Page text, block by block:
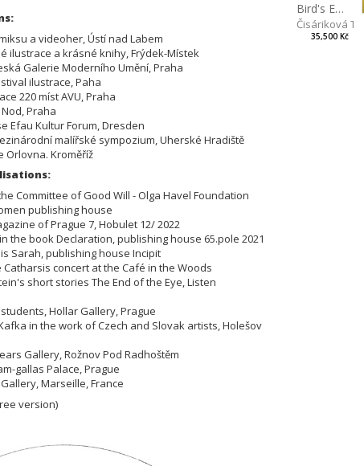
exhibitions:
a videoher, Ústí nad Labem
ilustrace a krásné knihy, Frýdek-Místek
Galerie Moderního Umění, Praha
ilustrace, Paha
220 míst AVU, Praha
Nod, Praha
Efau Kultur Forum, Dresden
malířské sympozium, Uherské Hradiště
Orlovna. Kroměříž
Committee of Good Will - Olga Havel Foundation
publishing house
of Prague 7, Hobulet 12/ 2022
the book Declaration, publishing house 65.pole 2021
Sarah, publishing house Incipit
concert at the Café in the Woods
short stories The End of the Eye, Listen
Hollar Gallery, Prague
in the work of Czech and Slovak artists, Holešov
Gallery, Rožnov Pod Radhoštěm
gallas Palace, Prague
Marseille, France
version)
Bird's Eye View
Čisáriková
35,500 Kč